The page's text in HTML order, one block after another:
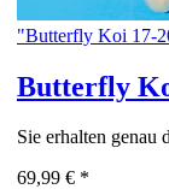
"Butterfly Koi 17-
Butterfly
Sie erhalten genau
69,99 € *